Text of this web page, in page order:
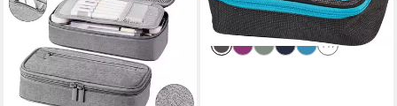
24,95 €
lieferbar - in 2-3 Werktagen bei dir
+17